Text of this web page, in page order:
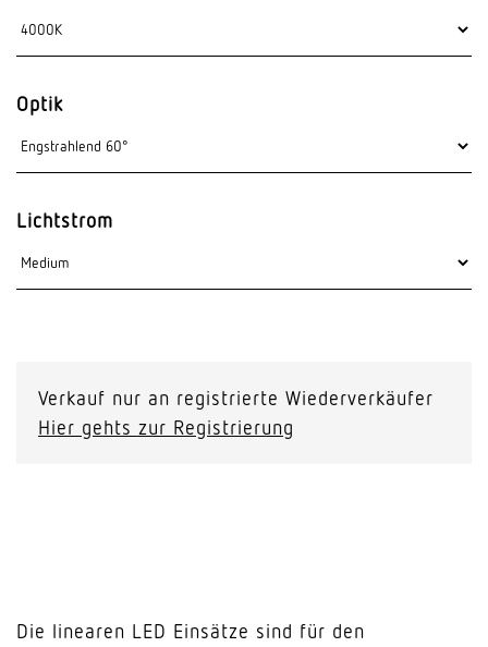
Optik
Lichtstrom
Verkauf nur an registrierte Wiederverkäufer
Hier gehts zur Registrierung
Die linearen LED Einsätze sind für den